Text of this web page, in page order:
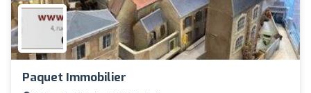
Paquet Immobilier